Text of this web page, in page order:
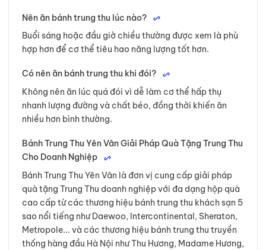
Nên ăn bánh trung thu lúc nào?
Buổi sáng hoặc đầu giờ chiều thường được xem là phù
hợp hơn để cơ thể tiêu hao năng lượng tốt hơn.
Có nên ăn bánh trung thu khi đói?
Không nên ăn lúc quá đói vì dễ làm cơ thể hấp thụ
nhanh lượng đường và chất béo, đồng thời khiến ăn
nhiều hơn bình thường.
Bánh Trung Thu Yên Vân Giải Pháp Quà Tặng Trung Thu
Cho Doanh Nghiệp
Bánh Trung Thu Yên Vân là đơn vị cung cấp giải pháp
quà tặng Trung Thu doanh nghiệp với đa dạng hộp quà
cao cấp từ các thương hiệu bánh trung thu khách sạn 5
sao nổi tiếng như Daewoo, Intercontinental, Sheraton,
Metropole... và các thương hiệu bánh trung thu truyền
thống hàng đầu Hà Nội như Thu Hương, Madame Hương,